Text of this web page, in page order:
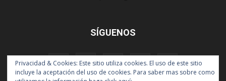
SÍGUENOS
Privacidad & Cookies: Este sitio utiliza cookies. El uso de este sitio
incluye la aceptación del uso de cookies. Para saber mas sobre como